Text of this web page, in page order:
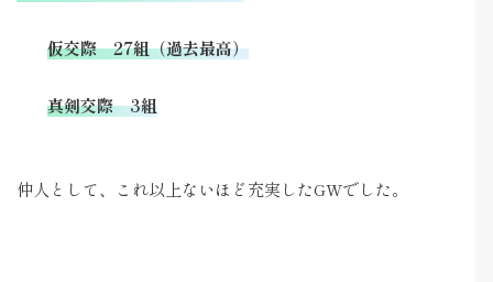
仮交際 27組（過去最高）
真剣交際 3組
仲人として、これ以上ないほど充実したGWでした。